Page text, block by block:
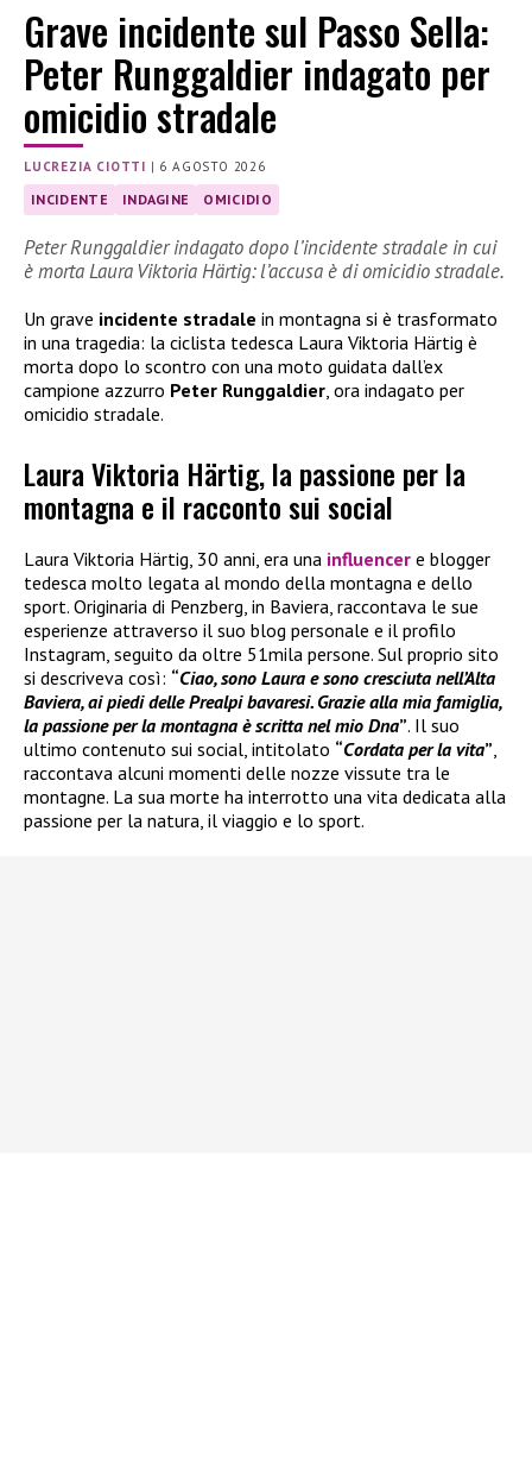
Grave incidente sul Passo Sella:
Peter Runggaldier indagato per
omicidio stradale
LUCREZIA CIOTTI | 6 AGOSTO 2026
INCIDENTE INDAGINE OMICIDIO
Peter Runggaldier indagato dopo l’incidente stradale in cui
è morta Laura Viktoria Härtig: l’accusa è di omicidio stradale.
Un grave incidente stradale in montagna si è trasformato
in una tragedia: la ciclista tedesca Laura Viktoria Härtig è
morta dopo lo scontro con una moto guidata dall’ex
campione azzurro Peter Runggaldier , ora indagato per
omicidio stradale.
Laura Viktoria Härtig, la passione per la
montagna e il racconto sui social
Laura Viktoria Härtig, 30 anni, era una influencer e blogger
tedesca molto legata al mondo della montagna e dello
sport. Originaria di Penzberg, in Baviera, raccontava le sue
esperienze attraverso il suo blog personale e il profilo
Instagram, seguito da oltre 51mila persone. Sul proprio sito
si descriveva così: “Ciao, sono Laura e sono cresciuta nell’Alta
Baviera, ai piedi delle Prealpi bavaresi. Grazie alla mia famiglia,
la passione per la montagna è scritta nel mio Dna”. Il suo
ultimo contenuto sui social, intitolato “Cordata per la vita”
raccontava alcuni momenti delle nozze vissute tra le
montagne. La sua morte ha interrotto una vita dedicata alla
passione per la natura, il viaggio e lo sport.